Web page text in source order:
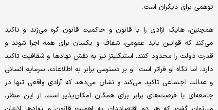
توهمی برای دیگران است.
همچنین،‌ هایک آزادی را با قانون و حاکمیت قانون گره می‌زند و تاکید
می‌کند که قوانین باید عمومی، شفاف و یکسان برای همه اجرا شوند و
قدرت دولت را محدود کنند. استیگلیتز نیز به نقش نهادها و شفافیت تاکید
دارد، اما نگاه او فراتر است؛ او بر دسترسی برابر به اطلاعات، سرمایه انسانی
و عدالت اجتماعی تاکید می‌کند و نشان می‌دهد که آزادی واقعی تنها در
جامعه‌ای با فرصت‌های برابر برای همگان امکان‌پذیر است. از این منظر،